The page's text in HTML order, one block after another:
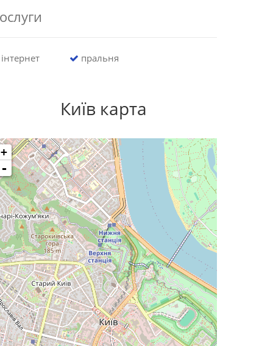
пральня
Київ карта
+
-